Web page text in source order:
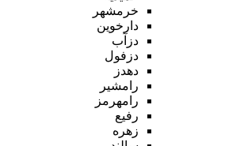
خرمشهر
دارخوین
دزآب
دزفول
دهدز
رامشیر
رامهرمز
رفیع
زهره